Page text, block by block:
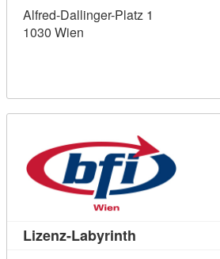
Alfred-Dallinger-Platz 1
1030 Wien
Lizenz-Labyrinth